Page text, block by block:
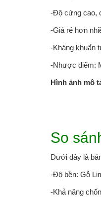
-Độ cứng cao,
-Giá rẻ hơn
-Kháng khuẩn
-Nhược điểm:
Hình ảnh mô
So
Dưới đây là
-Độ bền: Gỗ
-Khả năng